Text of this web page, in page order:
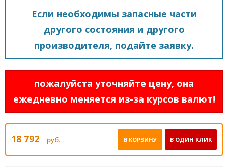
Если необходимы запасные части
другого состояния и другого
производителя, подайте заявку.
пожалуйста уточняйте цену, она
ежедневно меняется из-за курсов валют!
18 792 руб. В ОДИН КЛИК
В КОРЗИНУ